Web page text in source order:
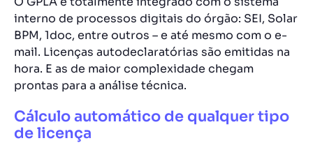
interno de processos digitais do órgão: SEI, Solar
BPM, 1doc, entre outros – e até mesmo com o e-
mail. Licenças autodeclaratórias são emitidas na
hora. E as de maior complexidade chegam
prontas para a análise técnica.
Cálculo automático de qualquer tipo
de licença